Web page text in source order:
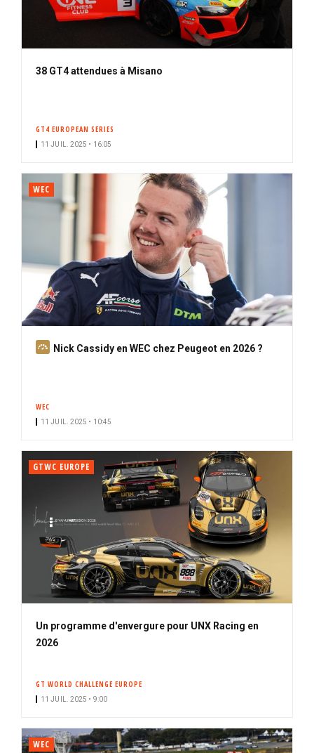
38 GT4 attendues à Misano
GT4 EUROPEAN SERIES
11 JUIL. 2025 • 16:05
WEC
ANick Cassidy en WEC chez Peugeot en 2026 ?
WEC
11 JUIL. 2025 • 10:45
GTWC EUROPE
Un programme d'envergure pour UNX Racing en
2026
GT WORLD CHALLENGE EUROPE
11 JUIL. 2025 • 9:00
WEC